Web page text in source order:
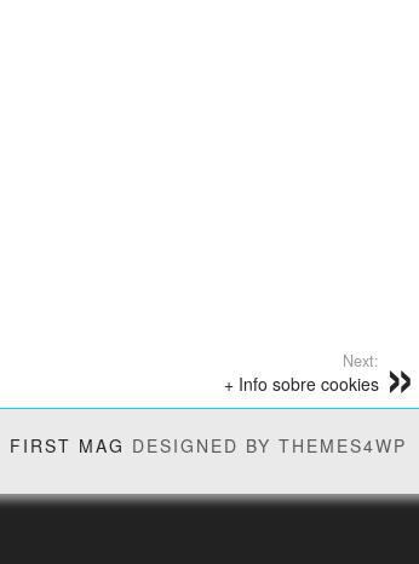
Next:
+ Info sobre cookies
FIRST MAG DESIGNED BY THEMES4WP